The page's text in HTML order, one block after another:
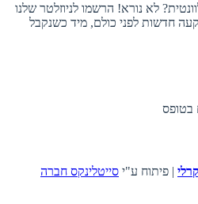
לא נורא! הרשמו לניוזלטר שלנו
חדשות לפני כולם, מיד כשנקבל
בטופס
| פיתוח ע"י סייטלינקס חברה